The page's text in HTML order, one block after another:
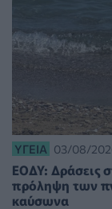
ΥΓΕΊΑ 03/08/
ΕΟΔΥ: Δράσεις
πρόληψη των
καύσωνα